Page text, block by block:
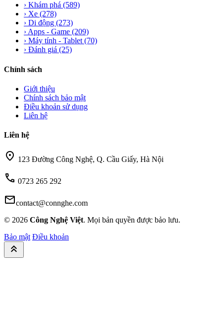
› Khám phá (589)
› Xe (278)
› Di động (273)
› Apps - Game (209)
› Máy tính - Tablet (70)
› Đánh giá (25)
Chính sách
Giới thiệu
Chính sách bảo mật
Điều khoản sử dụng
Liên hệ
Liên hệ
location_on 123 Đường Công Nghệ, Q. Cầu Giấy, Hà Nội
call 0723 265 292
mailcontact@connghe.com
© 2026 Công Nghệ Việt. Mọi bản quyền được bảo lưu.
Bảo mật Điều khoản
keyboard_double_arrow_up